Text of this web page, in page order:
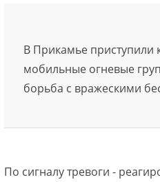
В Прикамье приступили
мобильные огневые
борьба с вражескими
По сигналу тревоги -